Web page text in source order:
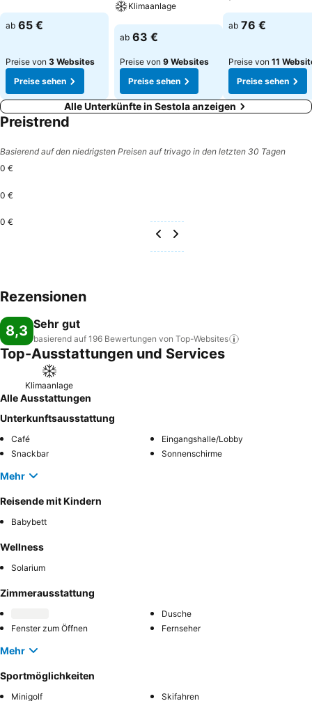
ab 65 €
Preise von 3 Websites
Preise sehen
Klimaanlage
Preise sehen
ab 63 €
Preise von 9 Websites
Preise sehen
Preise sehen
ab 76 €
Preise von 11
Preise sehen
Alle Unterkünfte in Sestola anzeigen
Preistrend
Basierend auf den niedrigsten Preisen auf trivago in den letzten 30 Tagen
0 €
0 €
0 €
Rezensionen
8,3 Sehr gut
basierend auf 196 Bewertungen von Top-Websites
Top-Ausstattungen und Services
Klimaanlage
Alle Ausstattungen
Unterkunftsausstattung
Café
Eingangshalle/Lobby
Snackbar
Sonnenschirme
Mehr
Reisende mit Kindern
Babybett
Wellness
Solarium
Zimmerausstattung
Dusche
Fenster zum Öffnen
Fernseher
Mehr
Sportmöglichkeiten
Minigolf Skifahren